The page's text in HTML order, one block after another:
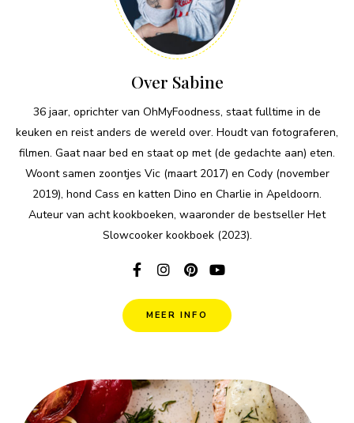
Over Sabine
36 jaar, oprichter van OhMyFoodness, staat fulltime in de
keuken en reist anders de wereld over. Houdt van fotograferen,
filmen. Gaat naar bed en staat op met (de gedachte aan) eten.
Woont samen zoontjes Vic (maart 2017) en Cody (november
2019), hond Cass en katten Dino en Charlie in Apeldoorn.
Auteur van acht kookboeken, waaronder de bestseller Het
Slowcooker kookboek (2023).
MEER INFO